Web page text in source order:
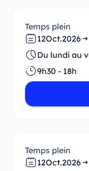
Temps plein
12Oct.2026
Du lundi au
9h30 - 18h
Temps plein
12Oct.2026